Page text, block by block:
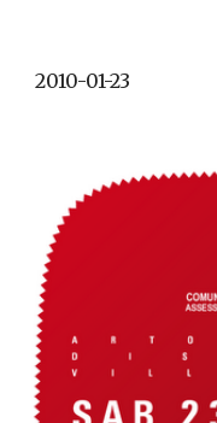
2010-01-23